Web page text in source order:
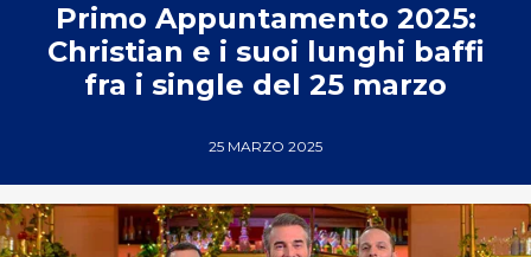
Primo Appuntamento 2025:
Christian e i suoi lunghi baffi
fra i single del 25 marzo
25 MARZO 2025